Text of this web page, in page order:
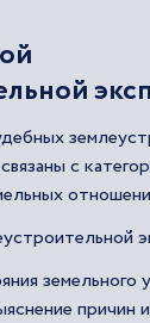
с
земельного
причин